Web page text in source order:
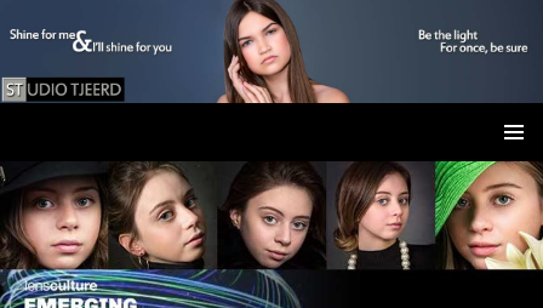
MENU
NAAR
DE
INHOUD